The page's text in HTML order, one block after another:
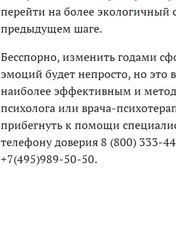
перейти на более
предыдущем шаге.
Бесспорно, изменить годами
эмоций будет непросто, но это
наиболее эффективным и
психолога или врача-
прибегнуть к помощи
телефону доверия 8 (800) 333-
+7(495)989-50-50.